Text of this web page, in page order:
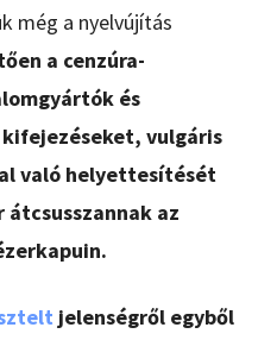
még a nyelvújítás
a cenzúra-
és
vulgáris
való helyettesítését
az
jelenségről egyből